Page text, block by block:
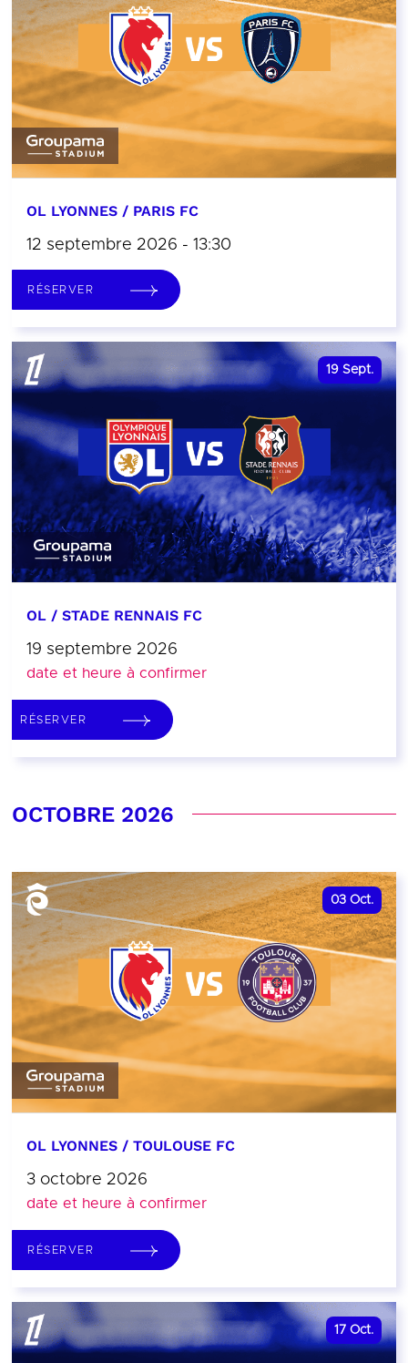
OL LYONNES / PARIS FC
12 septembre 2026 - 13:30
RÉSERVER
19 Sept.
OL / STADE RENNAIS FC
19 septembre 2026
date et heure à confirmer
RÉSERVER
OCTOBRE 2026
03 Oct.
OL LYONNES / TOULOUSE FC
3 octobre 2026
date et heure à confirmer
RÉSERVER
17 Oct.